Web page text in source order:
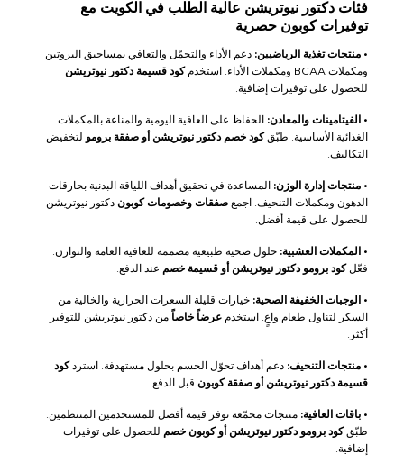
فئات دكتور نيوتريشن عالية الطلب في الكويت مع
توفيرات كوبون حصرية
• منتجات تغذية الرياضيين: دعم الأداء والتحمّل والتعافي بمساحيق البروتين
ومكملات BCAA ومكملات الأداء. استخدم
كود قسيمة دكتور نيوتريشن
للحصول على توفيرات إضافية.
• الفيتامينات والمعادن: الحفاظ على العافية اليومية والمناعة بالمكملات
الغذائية الأساسية. طبّقكود خصم دكتور نيوتريشن أو صفقة برومو لتخفيض
التكاليف.
• منتجات إدارة الوزن: المساعدة في تحقيق أهداف اللياقة البدنية بحارقات
الدهون ومكملات التنحيف. اجمع صفقات وخصومات كوبون دكتور نيوتريشن
للحصول على قيمة أفضل.
• المكملات العشبية: حلول صحية طبيعية مصممة للعافية العامة والتوازن.
فعّلكود برومو دكتور نيوتريشن أو قسيمة خصم عند الدفع.
• الوجبات الخفيفة الصحية: خيارات قليلة السعرات الحرارية والخالية من
السكر لتناول طعام واعٍ. استخدم عرضاً خاصاً من دكتور نيوتريشن للتوفير
أكثر.
• منتجات التنحيف: دعم أهداف تحوّل الجسم بحلول مستهدفة. استردكود
قسيمة دكتور نيوتريشن أو صفقة كوبون قبل الدفع.
• باقات العافية: منتجات مجمّعة توفر قيمة أفضل للمستخدمين المنتظمين.
طبّقكود برومو دكتور نيوتريشن أو كوبون خصم للحصول على توفيرات
إضافية.